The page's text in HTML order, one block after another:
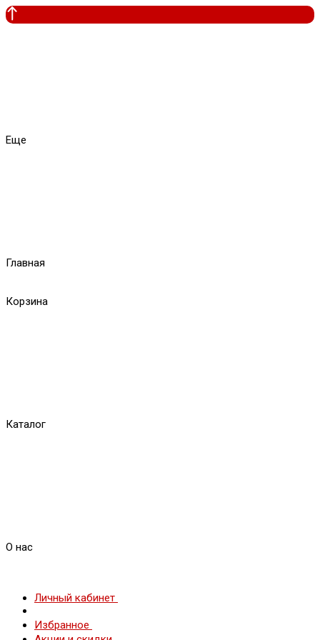
Еще
Главная
Корзина
Каталог
О нас
Личный кабинет
Избранное